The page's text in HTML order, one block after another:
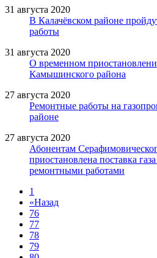
31 августа 2020
В Калачёвском районе
работы
31 августа 2020
О временном
Камышинского района
27 августа 2020
Ремонтные работы на
районе
27 августа 2020
Абонентам
приостановлена поставка
ремонтными работами
1
«Назад
76
77
78
79